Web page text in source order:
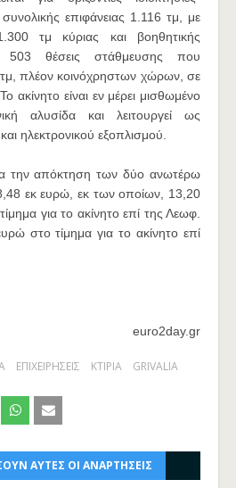
επιφάνειας 1.116 τμ, με
τμ κύριας και βοηθητικής
θέσεις στάθμευσης που
πλέον κοινόχρηστων χώρων, σε
ακίνητο είναι εν μέρει μισθωμένο
αλυσίδα και λειτουργεί ως
ηλεκτρονικού εξοπλισμού.
την απόκτηση των δύο ανωτέρω
εκ ευρώ, εκ των οποίων, 13,20
για το ακίνητο επί της Λεωφ.
στο τίμημα για το ακίνητο επί
euro2day.gr
ΕΠΙΧΕΙΡΗΣΕΙΣ ΚΤΙΡΙΑ GRIVALIA
ΑΥΤΕΣ ΟΙ ΑΝΑΡΤΗΣΕΙΣ